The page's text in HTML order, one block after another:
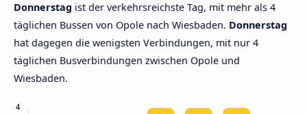
Donnerstag ist der verkehrsreichste Tag, mit mehr als 4
täglichen Bussen von Opole nach Wiesbaden. Donnerstag
hat dagegen die wenigsten Verbindungen, mit nur 4
täglichen Busverbindungen zwischen Opole und
Wiesbaden.